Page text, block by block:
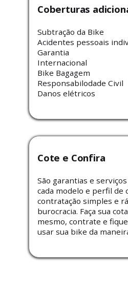
Coberturas
Subtração da Bike
Acidentes pessoais
Garantia
Internacional
Bike Bagagem
Responsabilodade Civil
Danos elétricos
Cote e Confira
São garantias e
cada modelo e perfil de
contratação simples e
burocracia. Faça sua
mesmo, contrate e
usar sua bike da